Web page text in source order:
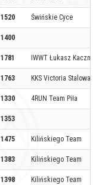
1520 Świńskie Cyce
1400
1781 IWWT Łukasz
1763 KKS Victoria Stalowa
1330 4RUN Team Piła
1353
1475 Kilińskiego Team
1383 Kilińskiego Team
1398 Kilińskiego Team